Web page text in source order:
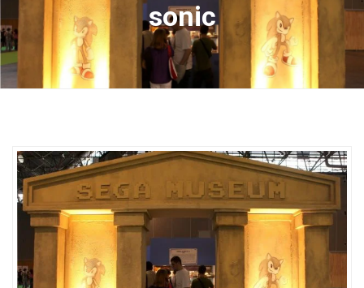
sonic